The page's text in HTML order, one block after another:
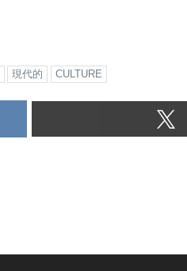
現代的 CULTURE